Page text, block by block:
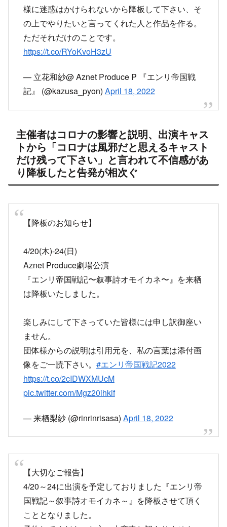
の上でやりたいと言ってくれた人と作品を作る。
ただそれだけのことです。
https://t.co/RYoKvoH3zU
記』 (@kazusa_pyon)April 18, 2022
トから「コロナは風邪だと思えるキャスト
だけ残って下さい」と言われて不信感があ
り降板したと告発が相次ぐ
【降板のお知らせ】
4/20(木)-24(日)
Aznet Produce劇場公演
『エンリ帝国戦記〜叙事詩オモイカネ〜』を来栖
は降板いたしました。
楽しみにして下さっていた皆様には申し訳御座い
ません。
団体様からの説明は引用元を、私の言葉は添付画
像をご一読下さい。
#エンリ帝国戦記2022
https://t.co/2cIDWXMUcM
pic.twitter.com/Mgz20ihkif
— 来栖梨紗 (@rinrinrisasa)
4/20～24に出演を予定しておりました『エンリ帝
国戦記～叙事詩オモイカネ～』を降板させて頂く
こととなりました。
予約してくださった方、大変申し訳ありません。